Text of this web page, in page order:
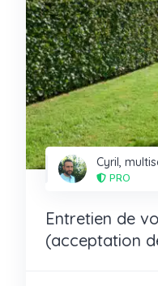
Cyril,
PRO
Entretien de
(acceptation